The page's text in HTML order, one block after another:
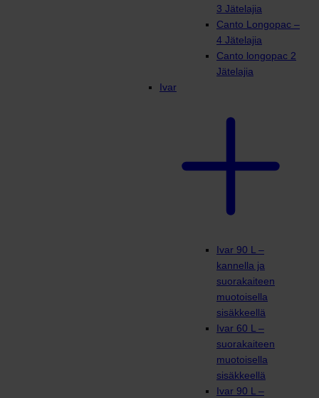
3 Jätelajia
Canto Longopac –
4 Jätelajia
Canto longopac 2
Jätelajia
Ivar
Ivar 90 L –
kannella ja
suorakaiteen
muotoisella
sisäkkeellä
Ivar 60 L –
suorakaiteen
muotoisella
sisäkkeellä
Ivar 90 L –